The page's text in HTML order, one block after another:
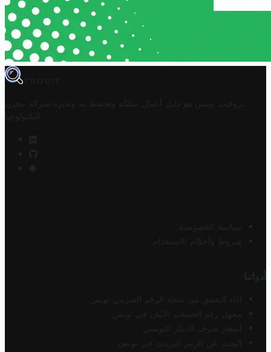
TROVIT
تروفيت تونس هو دليل أعمال تملكه وتحتفظ به وتديره
شركة مخزن
التكنولوجيا
سياسة الخصوصية
شروط وأحكام الاستخدام
أدواتنا
أداة التحقق من صحة الرقم الضريبي تونس
محول رقم الحساب الآيبان في تونس
أسعار صرف الدينار التونسي
البحث عن الرمز البريدي في تونس